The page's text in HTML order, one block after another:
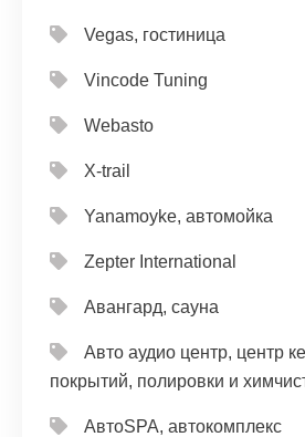
Vegas, гостиница
Vincode Tuning
Webasto
X-trail
Yanamoyke, автомойка
Zepter International
Авангард, сауна
Авто аудио центр, центр
покрытий, полировки и
АвтоSPA, автокомплекс